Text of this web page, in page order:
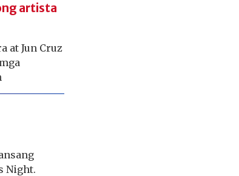
artista
at Jun Cruz
Night.